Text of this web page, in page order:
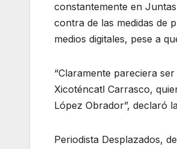
constantemente en
contra de las medidas de
medios digitales, pese a
“Claramente pareciera
Xicoténcatl Carrasco,
López Obrador”, declaró
Periodista Desplazados,